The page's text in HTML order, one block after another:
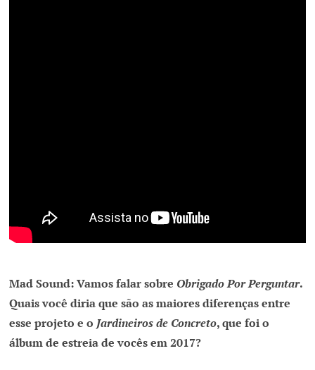
Mad Sound: Vamos falar sobre Obrigado Por Perguntar.
Quais você diria que são as maiores diferenças entre
esse projeto e o Jardineiros de Concreto, que foi o
álbum de estreia de vocês em 2017?